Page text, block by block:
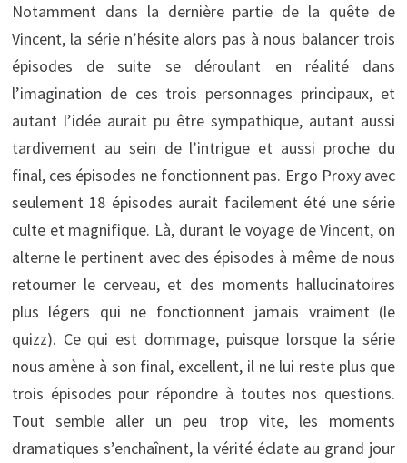
Notamment dans la dernière partie de la quête de
Vincent, la série n’hésite alors pas à nous balancer trois
épisodes de suite se déroulant en réalité dans
l’imagination de ces trois personnages principaux, et
autant l’idée aurait pu être sympathique, autant aussi
tardivement au sein de l’intrigue et aussi proche du
final, ces épisodes ne fonctionnent pas. Ergo Proxy avec
seulement 18 épisodes aurait facilement été une série
culte et magnifique. Là, durant le voyage de Vincent, on
alterne le pertinent avec des épisodes à même de nous
retourner le cerveau, et des moments hallucinatoires
plus légers qui ne fonctionnent jamais vraiment (le
quizz). Ce qui est dommage, puisque lorsque la série
nous amène à son final, excellent, il ne lui reste plus que
trois épisodes pour répondre à toutes nos questions.
Tout semble aller un peu trop vite, les moments
dramatiques s’enchaînent, la vérité éclate au grand jour